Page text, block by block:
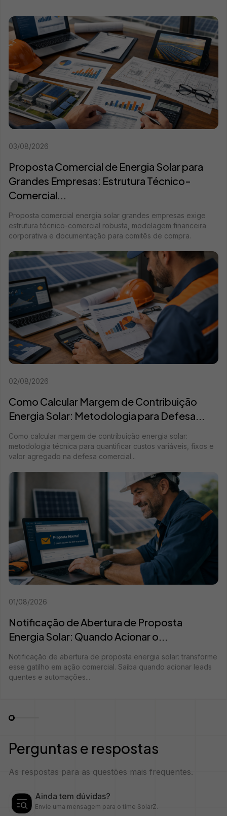
03/08/2026
Proposta Comercial de Energia Solar para
Grandes Empresas: Estrutura Técnico-
Comercial...
Proposta comercial energia solar grandes empresas exige
estrutura técnico-comercial robusta, modelagem financeira
corporativa e documentação para comitês de compra.
02/08/2026
Como Calcular Margem de Contribuição
Energia Solar: Metodologia para Defesa...
Como calcular margem de contribuição energia solar:
metodologia técnica para quantificar custos variáveis, fixos e
valor agregado na defesa comercial...
01/08/2026
Notificação de Abertura de Proposta
Energia Solar: Quando Acionar o...
Notificação de abertura de proposta energia solar: transforme
esse gatilho em ação comercial. Saiba quando acionar leads
quentes e automações...
Perguntas e respostas
As respostas para as questões mais frequentes.
Ainda tem dúvidas?
Envie uma mensagem para o time SolarZ.